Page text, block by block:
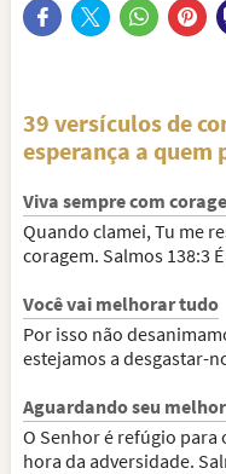
39 versículos de
esperança a
Viva sempre com
Quando clamei, Tu me
coragem. Salmos 138:3
Você vai melhorar tudo
Por isso não
estejamos a desgastar-
Aguardando seu
O Senhor é refúgio
hora da adversidade.